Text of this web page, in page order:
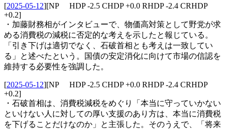
[2025-05-12][NP HDP -2.5 CHDP +0.0 RHDP -2.4 CRHDP
+0.2]
・加藤財務相がインタビューで、物価高対策として野党が求
める消費税の減税に否定的な考えを示したと報じている。
「引き下げは適切でなく、石破首相とも考えは一致してい
る」と述べたという。国債の安定消化に向けて市場の信認を
維持する必要性を強調した。
[2025-05-12][NP HDP -2.5 CHDP +0.0 RHDP -2.4 CRHDP
+0.2]
・石破首相は、消費税減税をめぐり「本当に守っていかない
といけない人に対しての厚い支援のあり方は、本当に消費税
を下げることだけなのか」と主張した。そのうえで、「将来